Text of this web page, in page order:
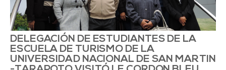
DELEGACIÓN DE ESTUDIANTES DE LA
ESCUELA DE TURISMO DE LA
UNIVERSIDAD NACIONAL DE SAN MARTIN